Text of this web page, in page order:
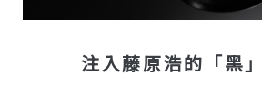
注入藤原浩的「黑